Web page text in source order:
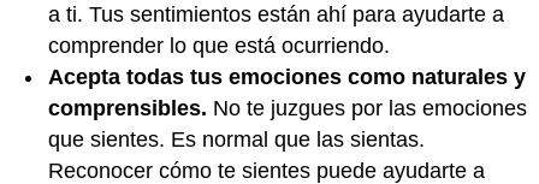
a ti. Tus sentimientos están ahí para ayudarte a
comprender lo que está ocurriendo.
Acepta todas tus emociones como naturales y
comprensibles. No te juzgues por las emociones
que sientes. Es normal que las sientas.
Reconocer cómo te sientes puede ayudarte a